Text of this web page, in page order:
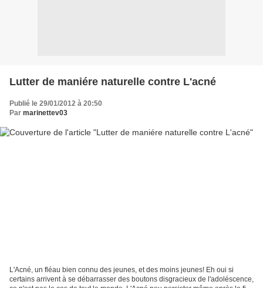
Lutter de maniére naturelle contre L'acné
Publié le 29/01/2012 à 20:50
Par marinettev03
L'Acné, un fléau bien connu des jeunes, et des moins jeunes! Eh oui si
certains arrivent à se débarrasser des boutons disgracieux de l'adoléscence,